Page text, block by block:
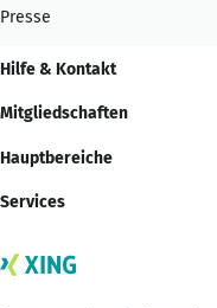
Presse
Hilfe & Kontakt
Mitgliedschaften
Hauptbereiche
Services